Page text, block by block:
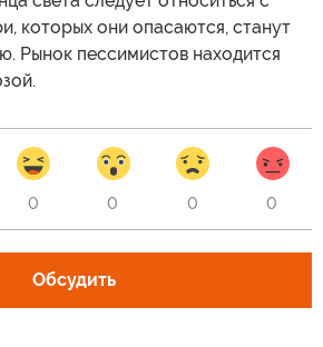
которых они опасаются, станут
Рынок пессимистов находится
0 0 0 0
Обсудить